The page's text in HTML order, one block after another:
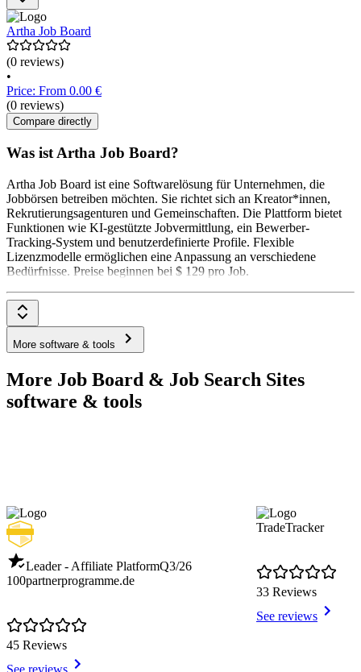
Artha Job Board
(0 reviews)
•
Price: From 0.00 €
(0 reviews)
Compare directly
Was ist Artha Job Board?
Artha Job Board ist eine Softwarelösung für Unternehmen, die
Jobbörsen betreiben möchten. Sie richtet sich an Kreator*innen,
Rekrutierungsagenturen und Gemeinschaften. Die Plattform bietet
Funktionen wie KI-gestützte Jobvermittlung, ein Bewerber-
Tracking-System und benutzerdefinierte Profile. Flexible
Lizenzmodelle ermöglichen eine Anpassung an verschiedene
Bedürfnisse. Preise beginnen bei $ 129 pro Job.
More software & tools
More Job Board & Job Search Sites
software & tools
Leader - Affiliate PlatformQ3/26
100partnerprogramme.de
45 Reviews
See reviews
TradeTracker
33 Reviews
See reviews